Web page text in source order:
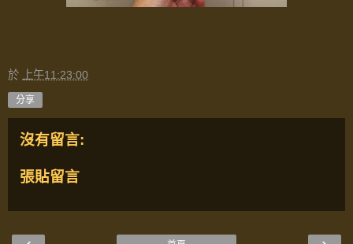
於 上午11:23:00
分享
沒有留言:
張貼留言